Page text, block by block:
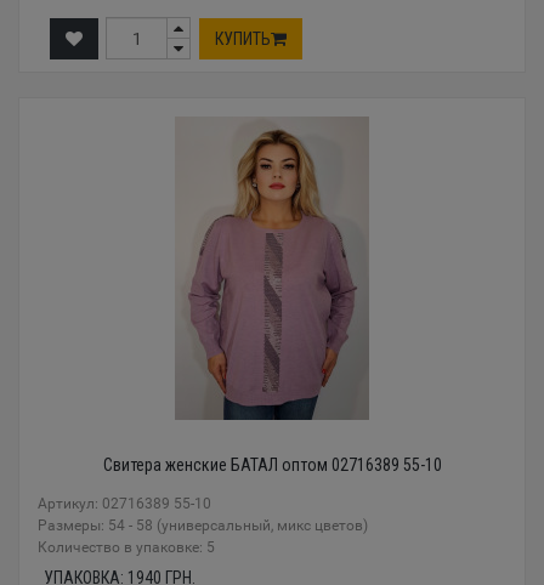
КУПИТЬ
Свитера женские БАТАЛ оптом 02716389 55-10
Артикул: 02716389 55-10
Размеры: 54 - 58 (универсальный, микс цветов)
Количество в упаковке: 5
УПАКОВКА: 1940 ГРН.